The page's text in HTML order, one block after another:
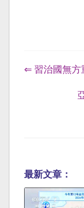
⇐ 習治國無方
最新文章：